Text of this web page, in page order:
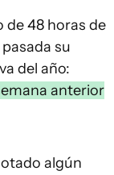
de 48 horas de
su
del año:
anterior
algún